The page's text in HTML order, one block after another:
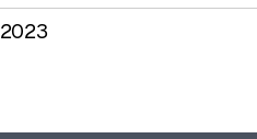
2023